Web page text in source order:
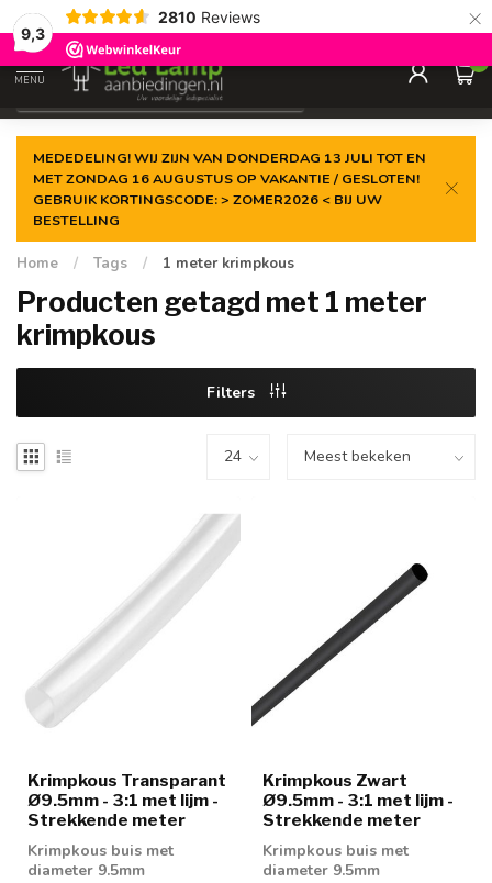
9,3
2810 Reviews ×
Gegarandeerde delaagste prijs
MENU
0
MEDEDELING! WIJ ZIJN VAN DONDERDAG 13 JULI TOT EN
MET ZONDAG 16 AUGUSTUS OP VAKANTIE / GESLOTEN!
GEBRUIK KORTINGSCODE: > ZOMER2026 < BIJ UW
BESTELLING
Home / Tags / 1 meter krimpkous
Producten getagd met 1 meter
krimpkous
Filters
Krimpkous Transparant
Ø9.5mm - 3:1 met lijm -
Strekkende meter
Krimpkous buis met
diameter 9.5mm
Krimpkous Zwart
Ø9.5mm - 3:1 met lijm -
Strekkende meter
Krimpkous buis met
diameter 9.5mm